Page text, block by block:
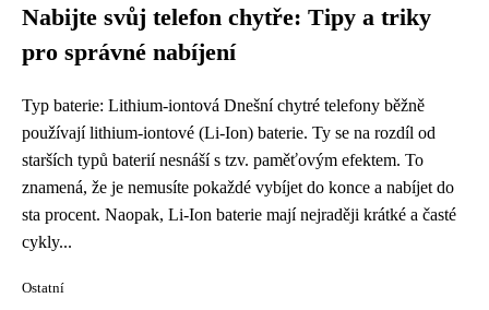
Nabijte svůj telefon chytře: Tipy a triky
pro správné nabíjení
Typ baterie: Lithium-iontová Dnešní chytré telefony běžně
používají lithium-iontové (Li-Ion) baterie. Ty se na rozdíl od
starších typů baterií nesnáší s tzv. paměťovým efektem. To
znamená, že je nemusíte pokaždé vybíjet do konce a nabíjet do
sta procent. Naopak, Li-Ion baterie mají nejraději krátké a časté
cykly...
Ostatní